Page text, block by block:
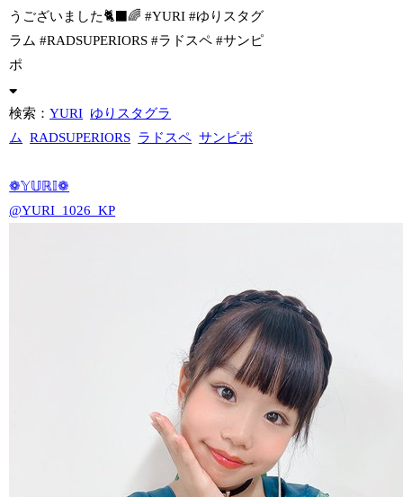
うございました🐈‍⬛🌈 #YURI #ゆりスタグ
ラム #RADSUPERIORS #ラドスペ #サンピ
ポ
検索：YURI ゆりスタグラ
ム
RADSUPERIORS ラドスペ サンピポ
❁𝕐𝕌ℝ𝕀❁
@YURI_1026_KP